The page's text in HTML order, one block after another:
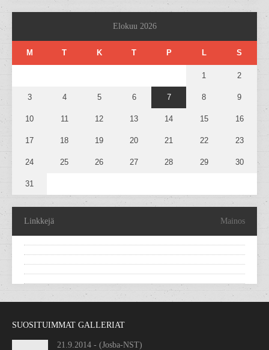
Elokuu 2026
M T K T P L S
1 2
3 4 5 6 7 8 9
10 11 12 13 14 15 16
17 18 19 20 21 22 23
24 25 26 27 28 29 30
31
Linkkejä Mainos
SUOSITUIMMAT GALLERIAT
21.9.2014 - (Josba-NST)